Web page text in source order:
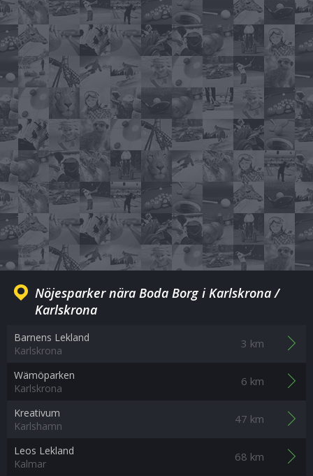
Nöjesparker nära Boda Borg i Karlskrona /
Karlskrona
Barnens Lekland
Karlskrona
3 km
Wämöparken
Karlskrona
6 km
Kreativum
Karlshamn
47 km
Leos Lekland
Kalmar
68 km